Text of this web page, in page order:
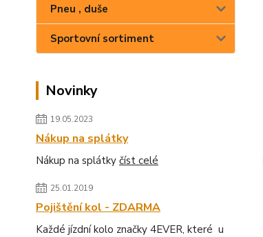
Pneu , duše
Sportovní sortiment
Novinky
19.05.2023
Nákup na splátky
Nákup na splátky číst celé
25.01.2019
Pojištění kol - ZDARMA
Každé jízdní kolo značky 4EVER, které u